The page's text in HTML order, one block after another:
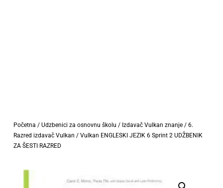
Početna / Udzbenici za osnovnu školu / Izdavač Vulkan znanje/ 6.
Razred izdavač Vulkan / Vulkan ENGLESKI JEZIK 6 Sprint 2 UDŽBENIK
ZA ŠESTI RAZRED